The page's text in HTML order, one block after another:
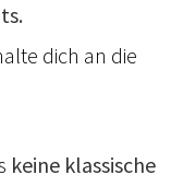
dich an die
keine klassische